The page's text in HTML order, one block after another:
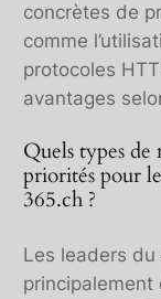
concrètes de
comme
protocoles
avantages
Quels types de
priorités pour
365.ch ?
Les leaders
principalement